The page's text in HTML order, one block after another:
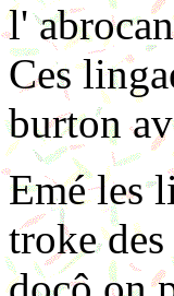
l'
Ces
burton
Emé les
troke